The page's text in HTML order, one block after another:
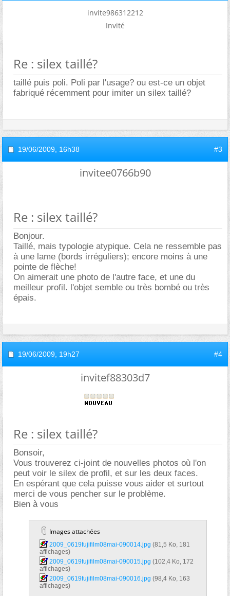
invite986312212
Invité
Re : silex taillé?
taillé puis poli. Poli par l'usage? ou est-ce un objet
fabriqué récemment pour imiter un silex taillé?
19/06/2009, 16h38 #3
invitee0766b90
Re : silex taillé?
Bonjour.
Taillé, mais typologie atypique. Cela ne ressemble pas
à une lame (bords irréguliers); encore moins à une
pointe de flèche!
On aimerait une photo de l'autre face, et une du
meilleur profil. l'objet semble ou très bombé ou très
épais.
19/06/2009, 19h27 #4
invitef88303d7
Re : silex taillé?
Bonsoir,
Vous trouverez ci-joint de nouvelles photos où l'on
peut voir le silex de profil, et sur les deux faces.
En espérant que cela puisse vous aider et surtout
merci de vous pencher sur le problème.
Bien à vous
Images attachées
2009_0619fujifilm08mai-090014.jpg‎
affichages)
2009_0619fujifilm08mai-090015.jpg‎
affichages)
2009_0619fujifilm08mai-090016.jpg‎
affichages)